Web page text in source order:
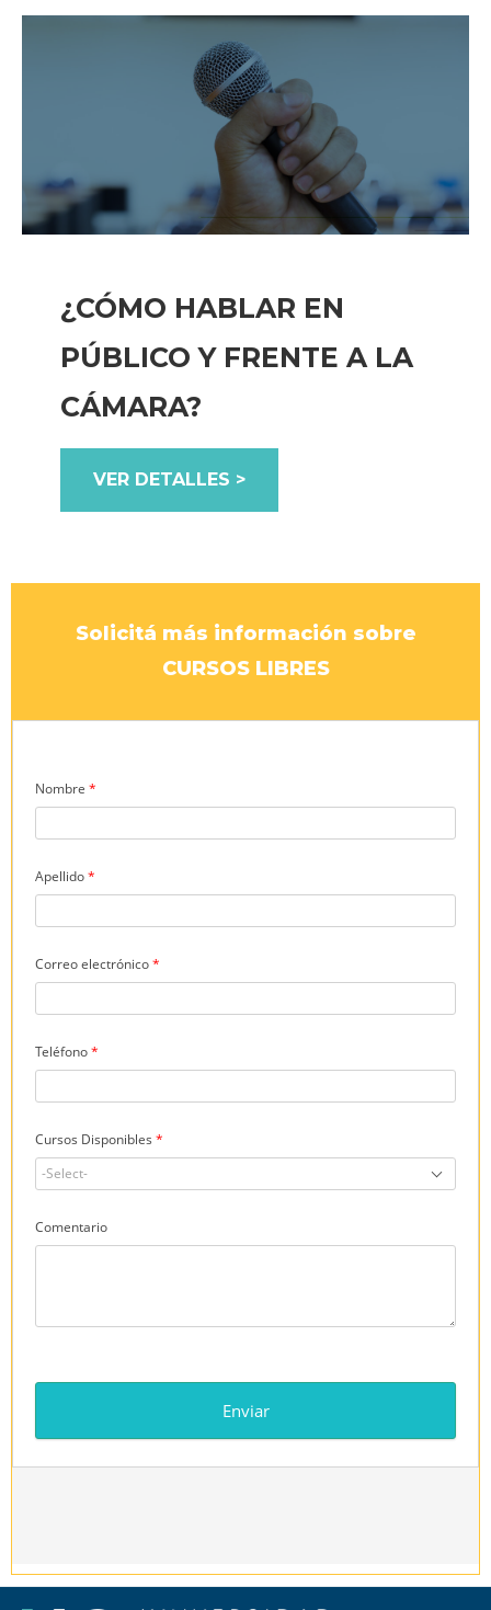
¿CÓMO HABLAR EN
PÚBLICO Y FRENTE A LA
CÁMARA?
VER DETALLES >
Solicitá más información sobre
CURSOS LIBRES